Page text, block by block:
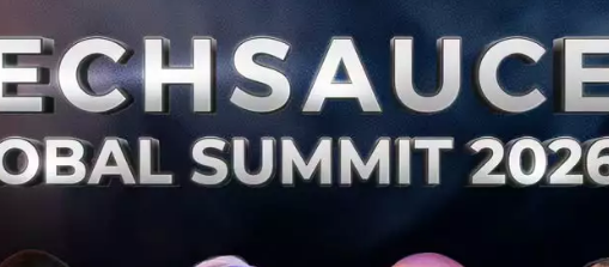
ควบคุมเพียงใช้ความคิดโดยไม่ต้องใช้มือเลยแม้แต่น้อย ซึ่งเป็น
อัมพาตหรือมีอาการอื่นๆ เช่น โรคกล้ามเนื้ออ่อนแรง ที่ทำให้ไม่
และ Vision Pro
ขั้น และอยู่ในระหว่างการทดลองการผสานรวม ChatGPT AI แชตบ